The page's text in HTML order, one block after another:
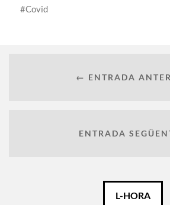
Covid
← ENTRADA
ENTRADA
L-HORA